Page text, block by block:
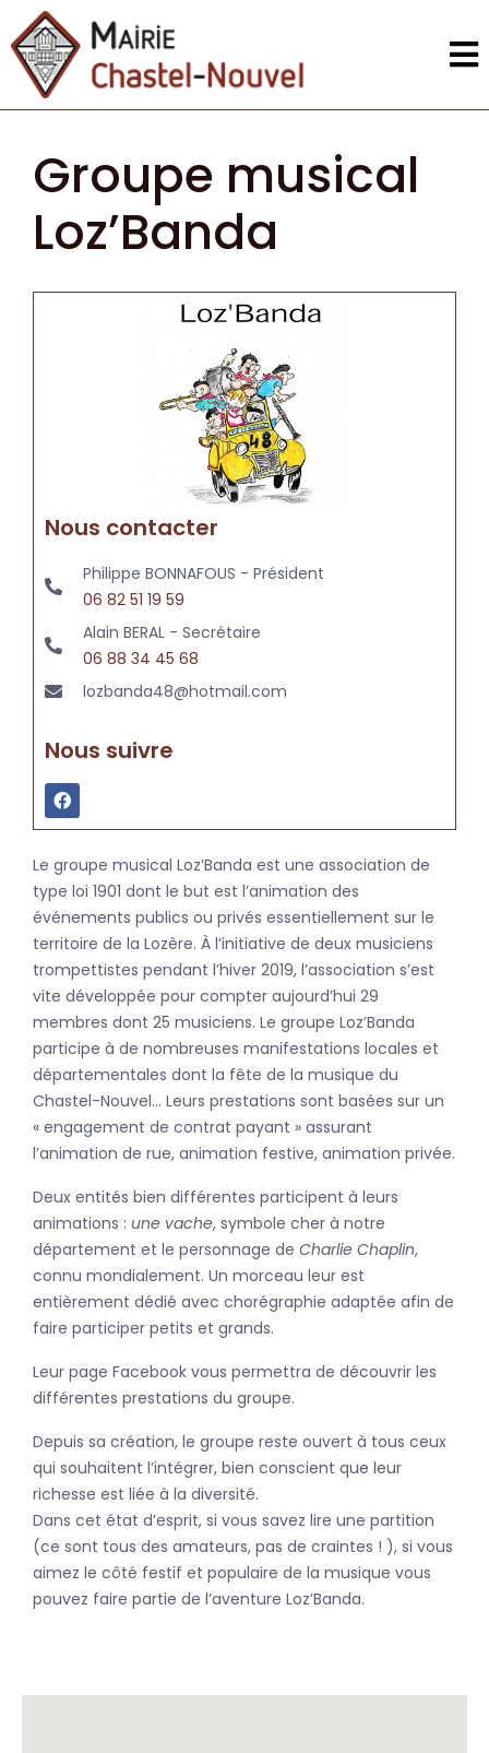
Groupe musical
Loz’Banda
Le groupe musical Loz’Banda est une association de
type loi 1901 dont le but est l’animation des
événements publics ou privés essentiellement sur le
territoire de la Lozère. À l’initiative de deux musiciens
trompettistes pendant l’hiver 2019, l’association s’est
vite développée pour compter aujourd’hui 29
membres dont 25 musiciens. Le groupe Loz’Banda
participe à de nombreuses manifestations locales et
départementales dont la fête de la musique du
Chastel-Nouvel… Leurs prestations sont basées sur un
« engagement de contrat payant » assurant
l’animation de rue, animation festive, animation privée.
Deux entités bien différentes participent à leurs
animations : une vache, symbole cher à notre
département et le personnage de Charlie Chaplin,
connu mondialement. Un morceau leur est
entièrement dédié avec chorégraphie adaptée afin de
faire participer petits et grands.
Leur page Facebook vous permettra de découvrir les
différentes prestations du groupe.
Depuis sa création, le groupe reste ouvert à tous ceux
qui souhaitent l’intégrer, bien conscient que leur
richesse est liée à la diversité.
Dans cet état d’esprit, si vous savez lire une partition
(ce sont tous des amateurs, pas de craintes ! ), si vous
aimez le côté festif et populaire de la musique vous
pouvez faire partie de l’aventure Loz’Banda.
Nous contacter
Philippe BONNAFOUS - Président
06 82 51 19 59
Alain BERAL - Secrétaire
06 88 34 45 68
lozbanda48@hotmail.com
Nous suivre